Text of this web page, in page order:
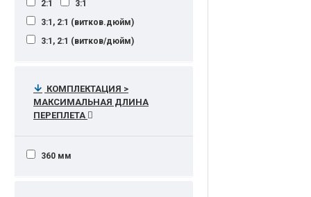
2:1
3:1
3:1, 2:1 (витков.дюйм)
3:1, 2:1 (витков/дюйм)
КОМПЛЕКТАЦИЯ >
МАКСИМАЛЬНАЯ ДЛИНА
ПЕРЕПЛЕТА
360 мм